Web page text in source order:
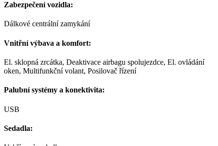
Zabezpečení vozidla:
Dálkové centrální zamykání
Vnitřní výbava a komfort:
El. sklopná zrcátka, Deaktivace airbagu spolujezdce, El. ovládání
oken, Multifunkční volant, Posilovač řízení
Palubní systémy a konektivita:
USB
Sedadla: